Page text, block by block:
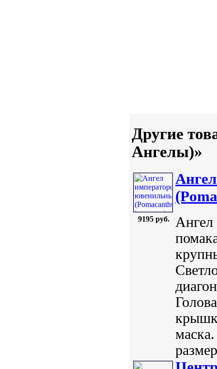
Другие
Ангелы)»
9195 руб.
Ангел